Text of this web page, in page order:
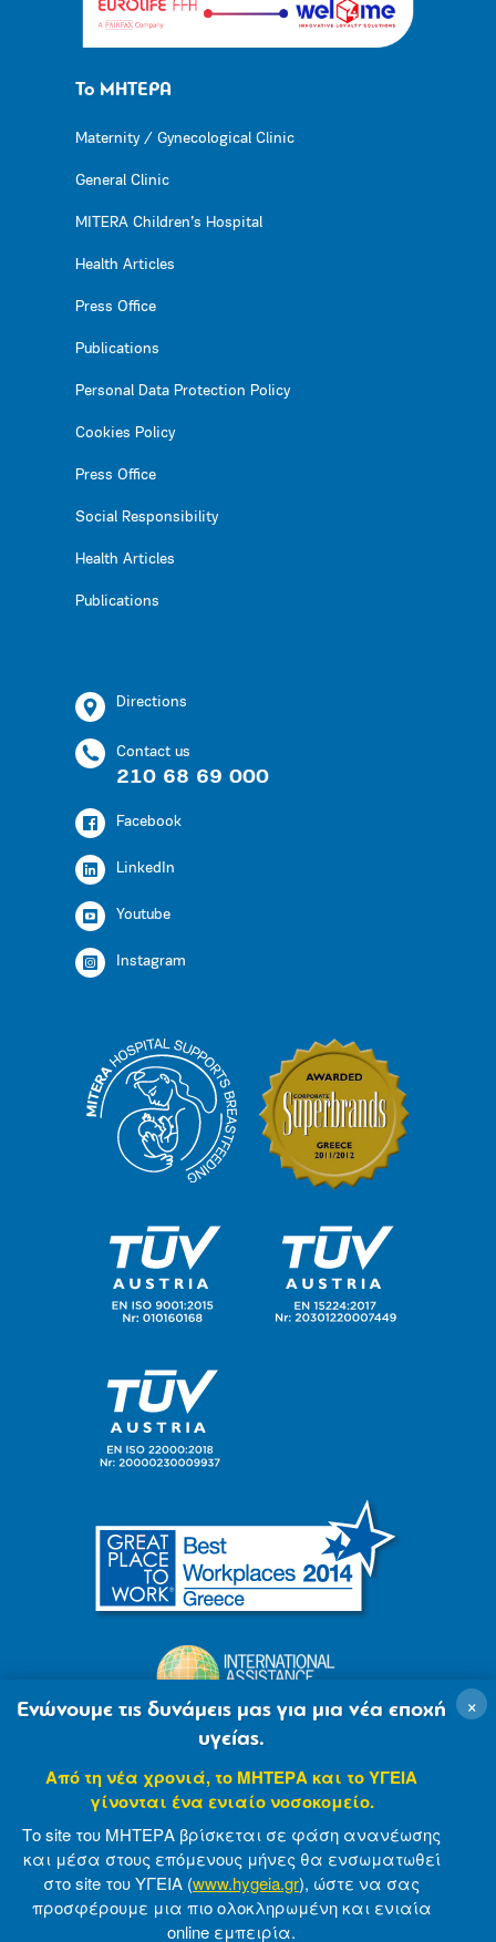
Το ΜΗΤΕΡΑ
Maternity / Gynecological Clinic
General Clinic
MITERA Children’s Hospital
Health Articles
Press Office
Publications
Personal Data Protection Policy
Cookies Policy
Press Office
Social Responsibility
Health Articles
Publications
Directions
Contact us
210 68 69 000
Facebook
LinkedIn
Youtube
Instagram
© 2007-2021 MITERA S.A Privacy Policy
×
Ενώνουμε τις δυνάμεις μας για μια νέα εποχή
υγείας.
Από τη νέα χρονιά, το ΜΗΤΕΡΑ και το ΥΓΕΙΑ
γίνονται ένα ενιαίο νοσοκομείο.
Το site του ΜΗΤΕΡΑ βρίσκεται σε φάση ανανέωσης
και μέσα στους επόμενους μήνες θα ενσωματωθεί
στο site του ΥΓΕΙΑ (www.hygeia.gr), ώστε να σας
προσφέρουμε μια πιο ολοκληρωμένη και ενιαία
online εμπειρία.